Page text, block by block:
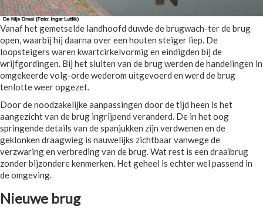
Vanaf het gemetselde landhoofd duwde de brugwach-ter de brug
open, waarbij hij daarna over een houten steiger liep. De
loopsteigers waren kwartcirkelvormig en eindigden bij de
wrijfgordingen. Bij het sluiten van de brug werden de handelingen in
omgekeerde volg-orde wederom uitgevoerd en werd de brug
tenlotte weer opgezet.
Door de noodzakelijke aanpassingen door de tijd heen is het
aangezicht van de brug ingrijpend veranderd. De in het oog
springende details van de spanjukken zijn verdwenen en de
geklonken draagwieg is nauwelijks zichtbaar vanwege de
verzwaring en verbreding van de brug. Wat rest is een draaibrug
zonder bijzondere kenmerken. Het geheel is echter wel passend in
de omgeving.
Nieuwe brug